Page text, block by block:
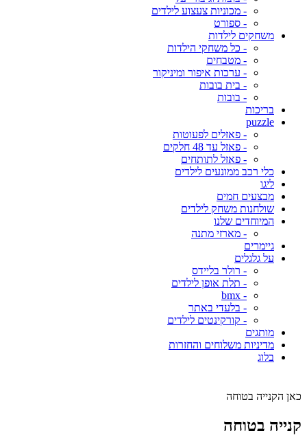
- מכוניות צעצוע לילדים
- ספורט
משחקים לילדות
- כל משחקי הילדות
- מטבחים
- ערכות איפור ומיניקור
- בית בובות
- בובות
בריכות
puzzle
- פאזלים לפעוטות
- פאזל עד 48 חלקים
- פאזל לתותחים
כלי רכב ממונעים לילדים
ליגו
מבצעים חמים
שולחנות משחק לילדים
המיוחדים שלנו
- מארזי מתנה
גיימרים
על גלגלים
- רולר בליידס
- תלת אופן לילדים
- bmx
- בלעדי באתר
- קורקינטים לילדים
מותגים
מדיניות משלוחים והחזרות
בלוג
כאן הקנייה בטוחה
קנייה בטוחה